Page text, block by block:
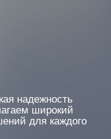
надежность
широкий
для каждого